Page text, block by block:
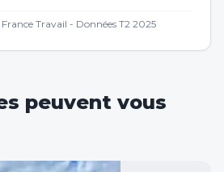
France Travail - Données T2 2025
peuvent vous